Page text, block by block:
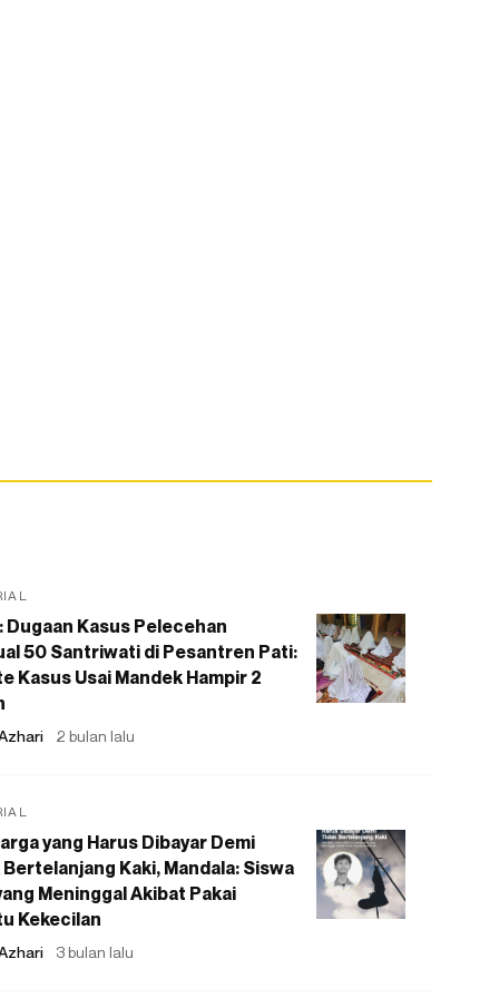
Dugaan Kasus Pelecehan
50 Santriwati di Pesantren Pati:
Kasus Usai Mandek Hampir 2
2 bulan lalu
yang Harus Dibayar Demi
Kaki, Mandala: Siswa
Meninggal Akibat Pakai
Kekecilan
3 bulan lalu